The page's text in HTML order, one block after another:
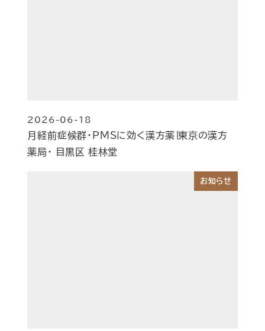
月経前症候群・PMSに効く漢方薬∣東京の漢方
薬局・ 目黒区 桂林堂
2026-06-18
お知らせ